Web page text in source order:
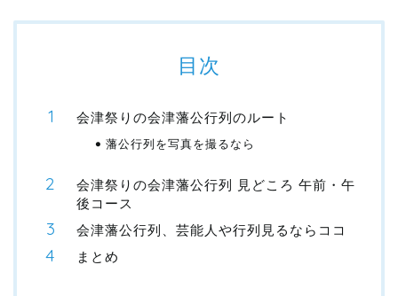
目次
会津祭りの会津藩公行列のルート
藩公行列を写真を撮るなら
会津祭りの会津藩公行列 見どころ 午前・午
後コース
会津藩公行列、芸能人や行列見るならココ
まとめ